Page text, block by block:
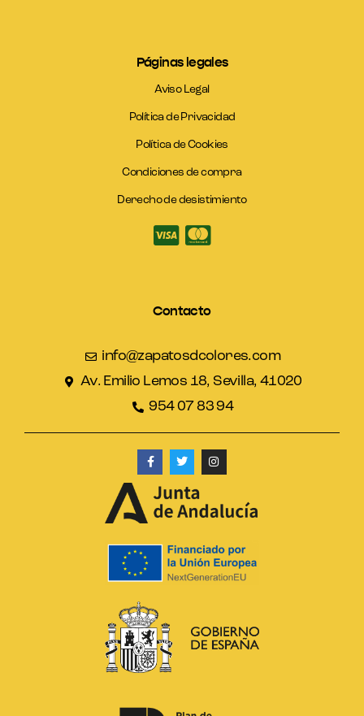
Páginas legales
Aviso Legal
Política de Privacidad
Política de Cookies
Condiciones de compra
Derecho de desistimiento
Contacto
info@zapatosdcolores.com
Av. Emilio Lemos 18, Sevilla, 41020
954 07 83 94